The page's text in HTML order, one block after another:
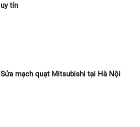
uy tín
Sửa mạch quạt Mitsubishi tại Hà Nội